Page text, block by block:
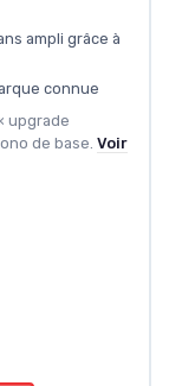
ampli grâce à
connue
upgrade
de base. Voir